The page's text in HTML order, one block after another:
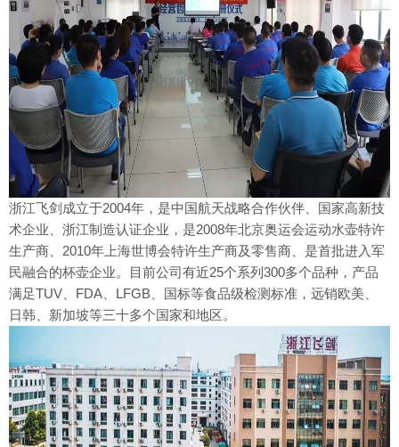
浙江飞剑成立于2004年，是中国航天战略合作伙伴、国家高新技
术企业、浙江制造认证企业，是2008年北京奥运会运动水壶特许
生产商、2010年上海世博会特许生产商及零售商、是首批进入军
民融合的杯壶企业。目前公司有近25个系列300多个品种，产品
满足TUV、FDA、LFGB、国标等食品级检测标准，远销欧美、
日韩、新加坡等三十多个国家和地区。